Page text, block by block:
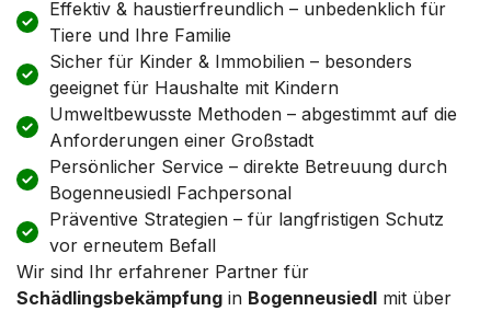
Effektiv & haustierfreundlich – unbedenklich für
Tiere und Ihre Familie
Sicher für Kinder & Immobilien – besonders
geeignet für Haushalte mit Kindern
Umweltbewusste Methoden – abgestimmt auf die
Anforderungen einer Großstadt
Persönlicher Service – direkte Betreuung durch
Bogenneusiedl Fachpersonal
Präventive Strategien – für langfristigen Schutz
vor erneutem Befall
Wir sind Ihr erfahrener Partner für
Schädlingsbekämpfung in Bogenneusiedl mit über